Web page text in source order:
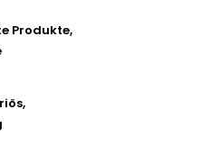
Produkte,